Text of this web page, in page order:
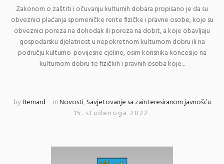
Zakonom o zaštiti i očuvanju kulturnih dobara propisano je da su
obveznici plaćanja spomeničke rente fizičke i pravne osobe, koje su
obveznici poreza na dohodak ili poreza na dobit, a koje obavljaju
gospodarsku djelatnost u nepokretnom kulturnom dobru ili na
području kulturno-povijesne cjeline, osim korisnika koncesije na
kulturnom dobru te fizičkih i pravnih osoba koje...
byBernard inNovosti,Savjetovanje sa zainteresiranom javnošću
15. studenoga 2022.